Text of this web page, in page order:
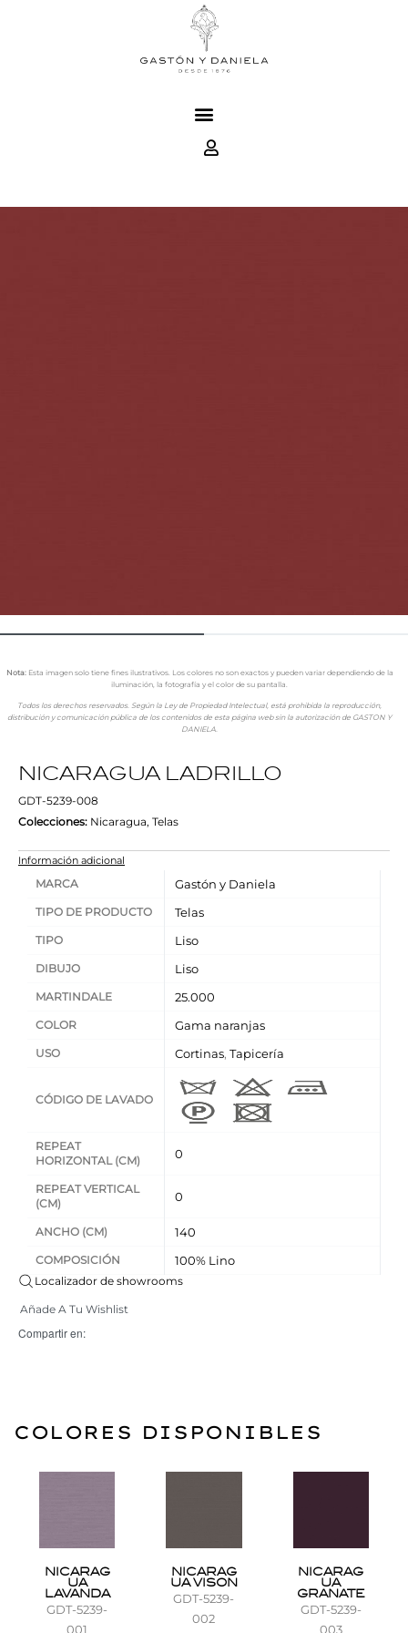
Nota:Esta imagen solo tiene fines ilustrativos. Los colores no son exactos y pueden variar dependiendo de la
iluminación, la fotografía y el color de su pantalla.
Todos los derechos reservados. Según la Ley de Propiedad Intelectual, está prohibida la reproducción,
distribución y comunicación pública de los contenidos de esta página web sin la autorización de GASTON Y
DANIELA.
NICARAGUA LADRILLO
GDT-5239-008
Colecciones: Nicaragua, Telas
Información adicional
MARCA Gastón y Daniela
TIPO DE PRODUCTO Telas
TIPO Liso
DIBUJO Liso
MARTINDALE 25.000
COLOR Gama naranjas
USO Cortinas,Tapicería
CÓDIGO DE LAVADO
REPEAT
HORIZONTAL (CM)
0
REPEAT VERTICAL
(CM)
0
ANCHO (CM) 140
COMPOSICIÓN 100% Lino
Localizador de showrooms
Añade A Tu Wishlist
Compartir en:
COLORES DISPONIBLES
NICARAG
UA
LAVANDA
GDT-5239-
001
NICARAG
UA VISON
GDT-5239-
002
NICARAG
UA
GRANATE
GDT-5239-
003